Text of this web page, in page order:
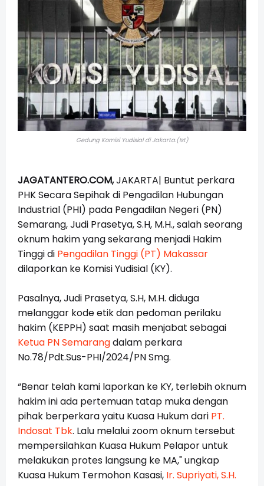
Gedung Komisi Yudisial di Jakarta.(Ist)
JAGATANTERO.COM,JAKARTA| Buntut perkara
PHK Secara Sepihak di Pengadilan Hubungan
Industrial (PHI) pada Pengadilan Negeri (PN)
Semarang, Judi Prasetya, S.H, M.H., salah seorang
oknum hakim yang sekarang menjadi Hakim
Tinggi di Pengadilan Tinggi (PT) Makassar
dilaporkan ke Komisi Yudisial (KY).
Pasalnya, Judi Prasetya, S.H, M.H. diduga
melanggar kode etik dan pedoman perilaku
hakim (KEPPH) saat masih menjabat sebagai
Ketua PN Semarangdalam perkara
No.78/Pdt.Sus-PHI/2024/PN Smg.
“Benar telah kami laporkan ke KY, terlebih oknum
hakim ini ada pertemuan tatap muka dengan
pihak berperkara yaitu Kuasa Hukum dari PT.
Indosat Tbk. Lalu melalui zoom oknum tersebut
mempersilahkan Kuasa Hukum Pelapor untuk
melakukan protes langsung ke MA," ungkap
Kuasa Hukum Termohon Kasasi, Ir. Supriyati, S.H.